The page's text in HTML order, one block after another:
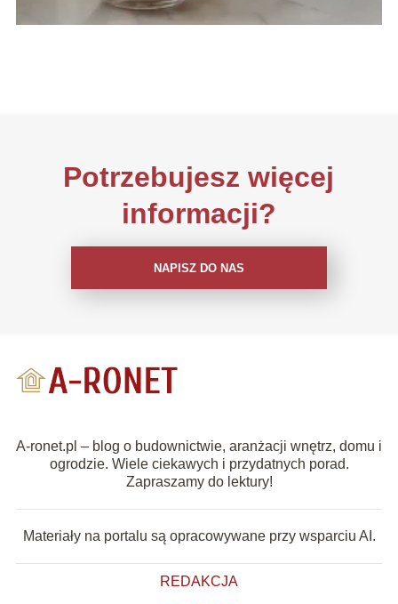
Potrzebujesz więcej
informacji?
NAPISZ DO NAS
A-ronet.pl – blog o budownictwie, aranżacji wnętrz, domu i
ogrodzie. Wiele ciekawych i przydatnych porad.
Zapraszamy do lektury!
Materiały na portalu są opracowywane przy wsparciu AI.
REDAKCJA